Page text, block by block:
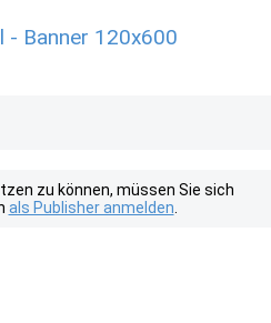
- Banner 120x600
zu können, müssen Sie sich
als Publisher anmelden